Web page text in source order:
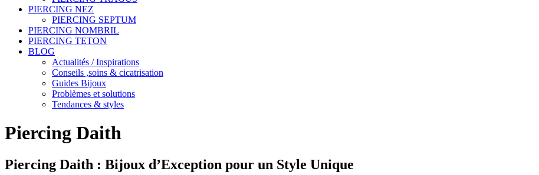
PIERCING NEZ
PIERCING SEPTUM
PIERCING NOMBRIL
PIERCING TETON
BLOG
Actualités / Inspirations
Conseils ,soins & cicatrisation
Guides Bijoux
Problèmes et solutions
Tendances & styles
Piercing Daith
Piercing Daith : Bijoux d’Exception pour un Style Unique